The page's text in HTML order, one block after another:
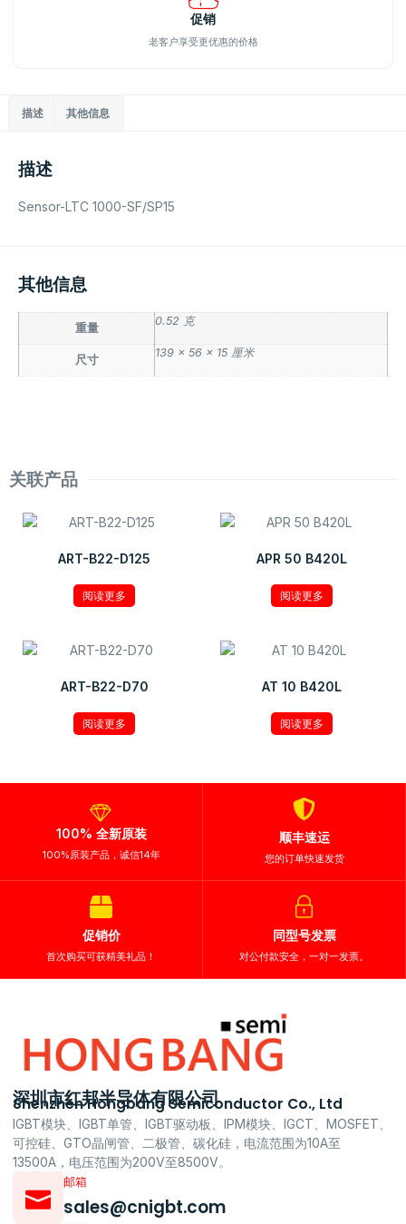
促销
老客户享受更优惠的价格
描述 其他信息
描述
Sensor-LTC 1000-SF/SP15
其他信息
重量
0.52 克
尺寸
139 × 56 × 15 厘米
关联产品
ART-B22-D125
阅读更多
APR 50 B420L
阅读更多
ART-B22-D70
阅读更多
AT 10 B420L
阅读更多
100% 全新原装
100%原装产品，诚信14年
顺丰速运
您的订单快速发货
促销价
首次购买可获精美礼品！
同型号发票
对公付款安全，一对一发票。
深圳市红邦半导体有限公司
Shenzhen Hongbang Semiconductor Co., Ltd
IGBT模块、IGBT单管、IGBT驱动板、IPM模块、IGCT、MOSFET、
可控硅、GTO晶闸管、二极管、碳化硅，电流范围为10A至
13500A，电压范围为200V至8500V。
邮箱
sales@cnigbt.com